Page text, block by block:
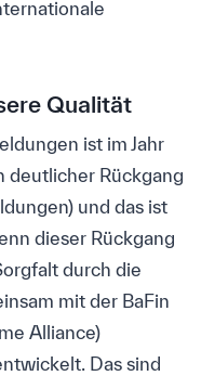
Qualität
ist im Jahr
deutlicher Rückgang
und das ist
dieser Rückgang
durch die
mit der BaFin
Alliance)
Das sind